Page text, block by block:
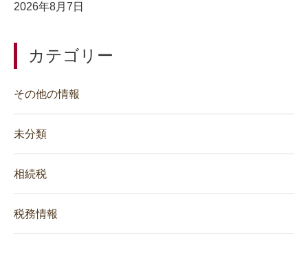
2026年8月7日
カテゴリー
その他の情報
未分類
相続税
税務情報